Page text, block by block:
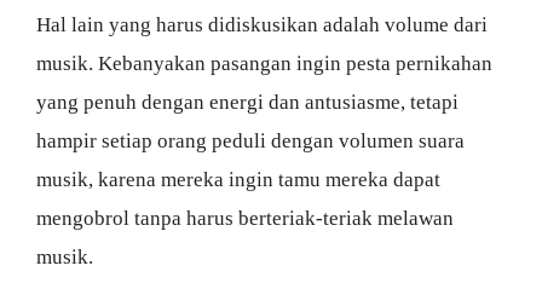
Hal lain yang harus didiskusikan adalah volume dari
musik. Kebanyakan pasangan ingin pesta pernikahan
yang penuh dengan energi dan antusiasme, tetapi
hampir setiap orang peduli dengan volumen suara
musik, karena mereka ingin tamu mereka dapat
mengobrol tanpa harus berteriak-teriak melawan
musik.